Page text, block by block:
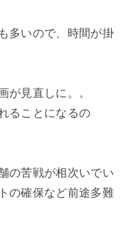
多いので、時間が掛
が見直しに。。
ることになるの
の苦戦が相次いでい
の確保など前途多難